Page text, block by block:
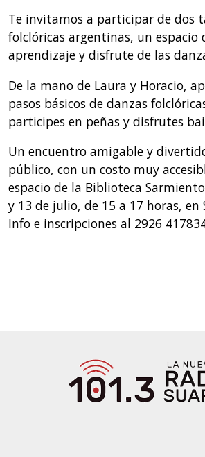
Te invitamos a participar de dos
folclóricas argentinas, un espacio
aprendizaje y disfrute de las
De la mano de Laura y Horacio,
pasos básicos de danzas
participes en peñas y disfrutes
Un encuentro amigable y
público, con un costo muy
espacio de la Biblioteca
y 13 de julio, de 15 a 17 horas, en
Info e inscripciones al 2926